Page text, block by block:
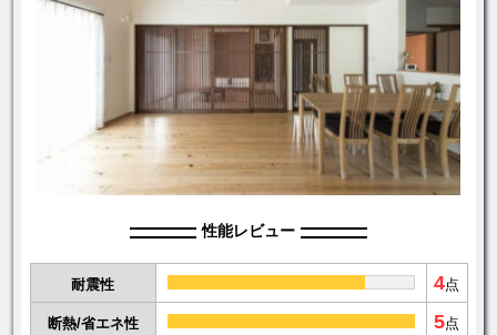
性能レビュー
耐震性 4点
断熱/省エネ性 5点